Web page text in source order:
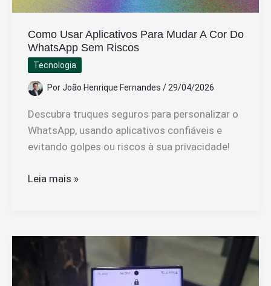
Como Usar Aplicativos Para Mudar A Cor Do
WhatsApp Sem Riscos
Tecnologia
PorJoão Henrique Fernandes /29/04/2026
Descubra truques seguros para personalizar o
WhatsApp, usando aplicativos confiáveis e
evitando golpes ou riscos à sua privacidade!
Como
Leia mais »